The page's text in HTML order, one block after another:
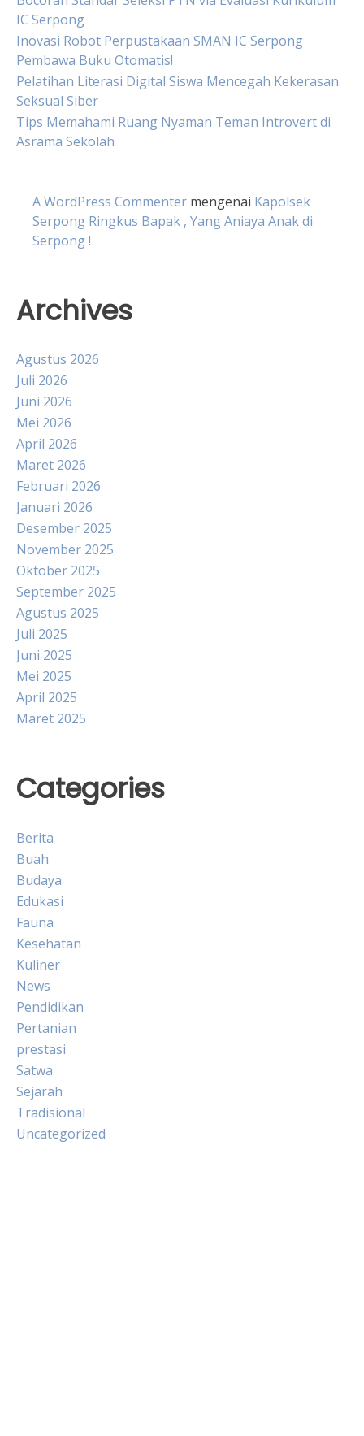
IC Serpong
Inovasi Robot Perpustakaan SMAN IC Serpong
Pembawa Buku Otomatis!
Pelatihan Literasi Digital Siswa Mencegah Kekerasan
Seksual Siber
Tips Memahami Ruang Nyaman Teman Introvert di
Asrama Sekolah
A WordPress Commenter mengenai Kapolsek
Serpong Ringkus Bapak , Yang Aniaya Anak di
Serpong !
Archives
Agustus 2026
Juli 2026
Juni 2026
Mei 2026
April 2026
Maret 2026
Februari 2026
Januari 2026
Desember 2025
November 2025
Oktober 2025
September 2025
Agustus 2025
Juli 2025
Juni 2025
Mei 2025
April 2025
Maret 2025
Categories
Berita
Buah
Budaya
Edukasi
Fauna
Kesehatan
Kuliner
News
Pendidikan
Pertanian
prestasi
Satwa
Sejarah
Tradisional
Uncategorized